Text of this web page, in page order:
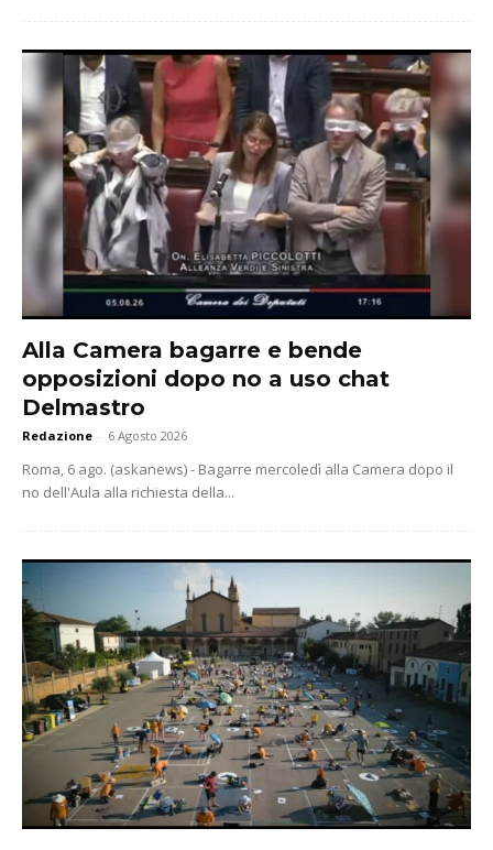
Alla Camera bagarre e bende
opposizioni dopo no a uso chat
Delmastro
Redazione - 6 Agosto 2026
Roma, 6 ago. (askanews) - Bagarre mercoledì alla Camera dopo il
no dell'Aula alla richiesta della...